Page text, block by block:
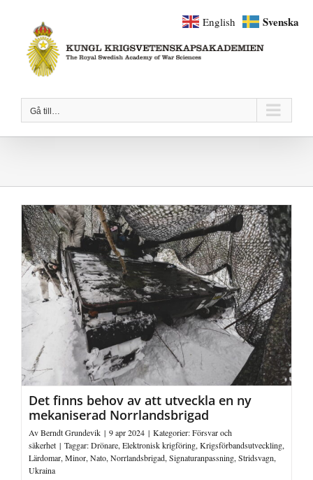
innehållet
Gå till…
Det finns behov av att utveckla en ny
mekaniserad Norrlandsbrigad
AvBerndt Grundevik | 9 apr 2024 | Kategorier:Försvar och
säkerhet | Taggar:Drönare, Elektronisk krigföring, Krigsförbandsutveckling,
Lärdomar, Minor, Nato, Norrlandsbrigad, Signaturanpassning, Stridsvagn,
Ukraina
English Svenska